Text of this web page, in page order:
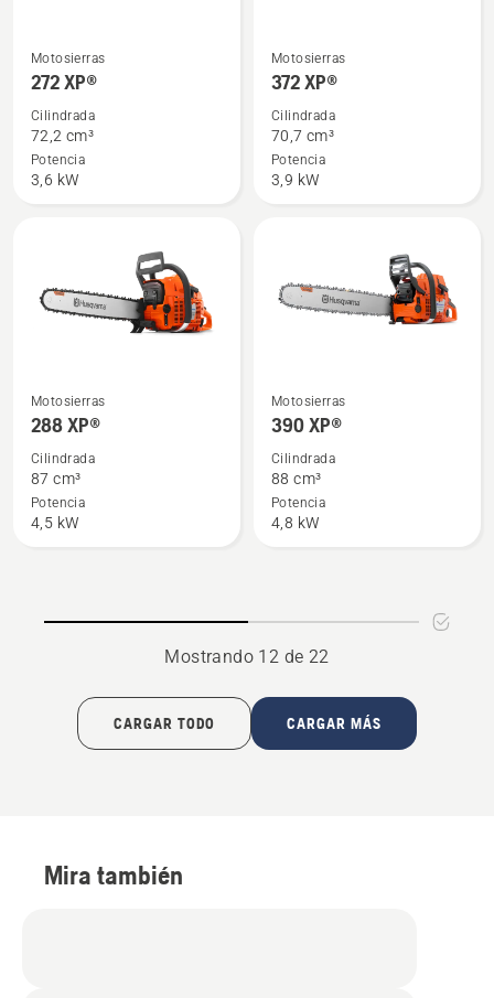
Ver
más
sobre
272 XP®
Motosierras
272 XP®
Cilindrada
72,2 cm³
Potencia
3,6 kW
Ver
más
sobre
372 XP®
Motosierras
372 XP®
Cilindrada
70,7 cm³
Potencia
3,9 kW
Ver
más
sobre
288 XP®
Motosierras
288 XP®
Cilindrada
87 cm³
Potencia
4,5 kW
Ver
más
sobre
390 XP®
Motosierras
390 XP®
Cilindrada
88 cm³
Potencia
4,8 kW
Mostrando 12 de 22
CARGAR TODO CARGAR MÁS
Mira también